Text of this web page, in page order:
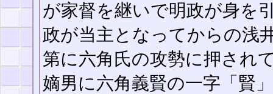
が家督を継いで明政が身を
政が当主となってからの浅
第に六角氏の攻勢に押され
嫡男に六角義賢の一字「賢